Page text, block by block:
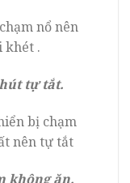
nổ nên
khét .
tự tắt.
bị chạm
nên tự tắt
không ăn.